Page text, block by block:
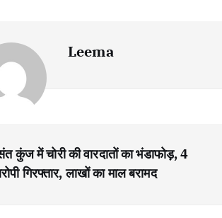
Leema
कुंज में चोरी की वारदातों का भंडाफोड़, 4
गिरफ्तार, लाखों का माल बरामद